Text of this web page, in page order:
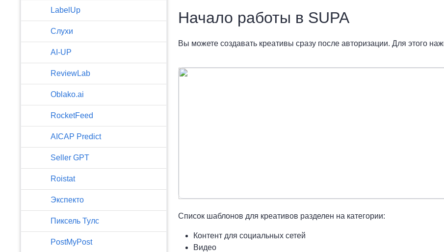
LabelUp
Слухи
AI-UP
ReviewLab
Oblako.ai
RocketFeed
AICAP Predict
Seller GPT
Roistat
Экспекто
Пиксель Тулс
PostMyPost
Начало работы в SUPA
Вы можете создавать креативы сразу после авторизации. Для этого
Список шаблонов для креативов разделен на категории:
Контент для социальных сетей
Видео